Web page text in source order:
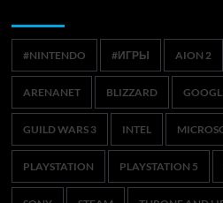
#NINTENDO #ИГРЫ AION 2
ARENANET BLIZZARD
GUILD WARS 3 INTEL
PLAYSTATION PLAYSTATION 5